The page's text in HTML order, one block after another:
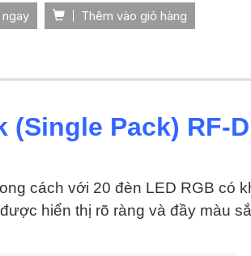
Thêm vào giỏ hàng
(Single Pack) RF-
cách với 20 đèn LED RGB có
hiển thị rõ ràng và đầy màu